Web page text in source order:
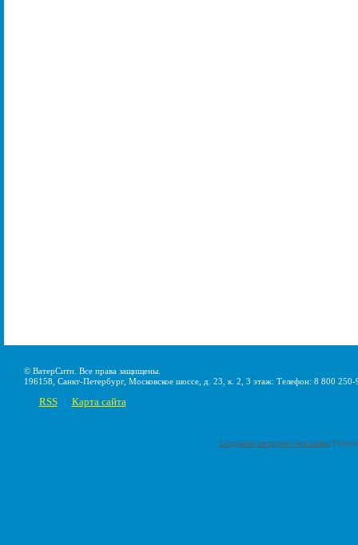
© ВатерСити. Все права защищены.
196158, Санкт-Петербург, Московское шоссе, д. 23, к. 2, 3 этаж. Телефон: 8 800
RSS Карта сайта
Создание интернет-магазина